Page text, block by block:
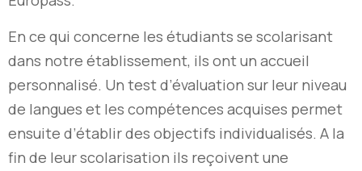
En ce qui concerne les étudiants se scolarisant
dans notre établissement, ils ont un accueil
personnalisé. Un test d’évaluation sur leur niveau
de langues et les compétences acquises permet
ensuite d’établir des objectifs individualisés. A la
fin de leur scolarisation ils reçoivent une